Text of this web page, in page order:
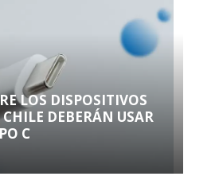
LOS DISPOSITIVOS
DEBERÁN USAR
C